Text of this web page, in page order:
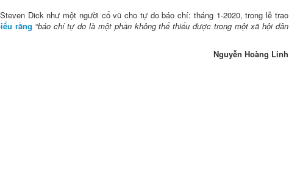
Dick như một người cổ vũ cho tự do báo chí: tháng 1-2020, trong lễ trao
rằng “báo chí tự do là một phần không thể thiếu được trong một xã hội dân
Nguyễn Hoàng Linh